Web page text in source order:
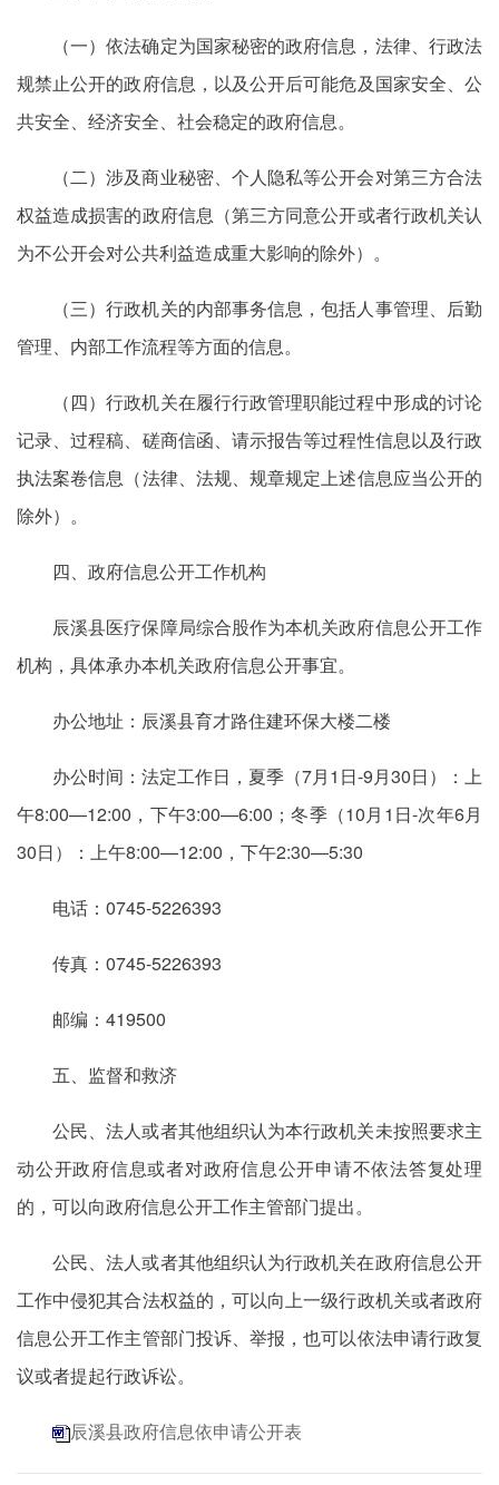
（一）依法确定为国家秘密的政府信息，法律、行政法
规禁止公开的政府信息，以及公开后可能危及国家安全、公
共安全、经济安全、社会稳定的政府信息。
（二）涉及商业秘密、个人隐私等公开会对第三方合法
权益造成损害的政府信息（第三方同意公开或者行政机关认
为不公开会对公共利益造成重大影响的除外）。
（三）行政机关的内部事务信息，包括人事管理、后勤
管理、内部工作流程等方面的信息。
（四）行政机关在履行行政管理职能过程中形成的讨论
记录、过程稿、磋商信函、请示报告等过程性信息以及行政
执法案卷信息（法律、法规、规章规定上述信息应当公开的
除外）。
四、政府信息公开工作机构
辰溪县医疗保障局综合股作为本机关政府信息公开工作
机构，具体承办本机关政府信息公开事宜。
办公地址：辰溪县育才路住建环保大楼二楼
办公时间：法定工作日，夏季（7月1日-9月30日）：上
午8:00—12:00，下午3:00—6:00；冬季（10月1日-次年6月
30日）：上午8:00—12:00，下午2:30—5:30
电话：0745-5226393
传真：0745-5226393
邮编：419500
五、监督和救济
公民、法人或者其他组织认为本行政机关未按照要求主
动公开政府信息或者对政府信息公开申请不依法答复处理
的，可以向政府信息公开工作主管部门提出。
公民、法人或者其他组织认为行政机关在政府信息公开
工作中侵犯其合法权益的，可以向上一级行政机关或者政府
信息公开工作主管部门投诉、举报，也可以依法申请行政复
议或者提起行政诉讼。
辰溪县政府信息依申请公开表